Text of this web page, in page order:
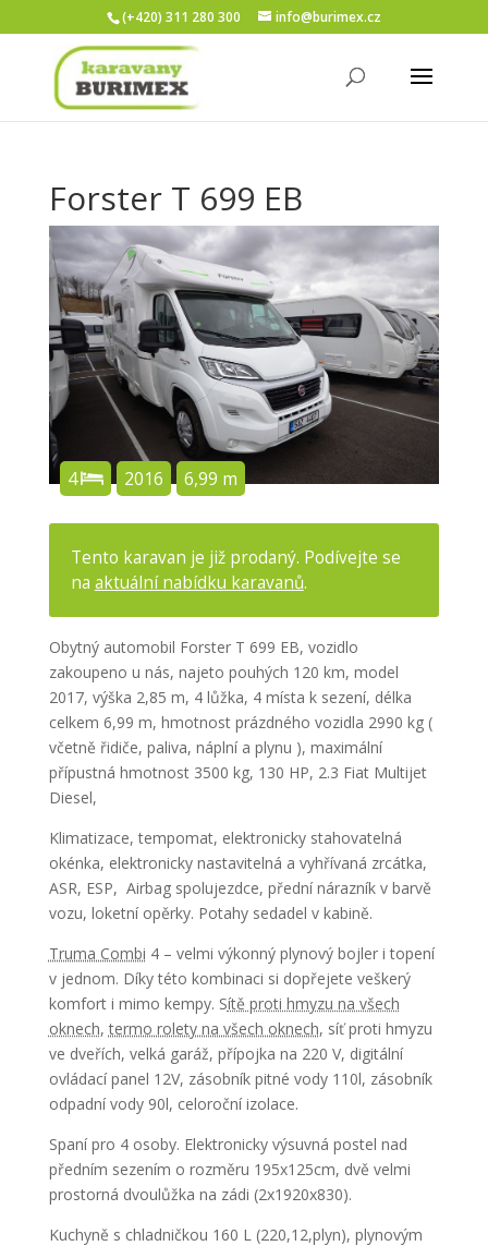
(+420) 311 280 300 info@burimex.cz
Forster T 699 EB
4 2016 6,99 m
Tento karavan je již prodaný. Podívejte se
na aktuální nabídku karavanů.
Obytný automobil Forster T 699 EB, vozidlo
zakoupeno u nás, najeto pouhých 120 km, model
2017, výška 2,85 m, 4 lůžka, 4 místa k sezení, délka
celkem 6,99 m, hmotnost prázdného vozidla 2990 kg (
včetně řidiče, paliva, náplní a plynu ), maximální
přípustná hmotnost 3500 kg, 130 HP, 2.3 Fiat Multijet
Diesel,
Klimatizace, tempomat, elektronicky stahovatelná
okénka, elektronicky nastavitelná a vyhřívaná zrcátka,
ASR, ESP, Airbag spolujezdce, přední nárazník v barvě
vozu, loketní opěrky. Potahy sedadel v kabině.
Truma Combi 4 – velmi výkonný plynový bojler i topení
v jednom. Díky této kombinaci si dopřejete veškerý
komfort i mimo kempy. Sítě proti hmyzu na všech
oknech,termo rolety na všech oknech, síť proti hmyzu
ve dveřích, velká garáž, přípojka na 220 V, digitální
ovládací panel 12V, zásobník pitné vody 110l, zásobník
odpadní vody 90l, celoroční izolace.
Spaní pro 4 osoby. Elektronicky výsuvná postel nad
předním sezením o rozměru 195x125cm, dvě velmi
prostorná dvoulůžka na zádi (2x1920x830).
Kuchyně s chladničkou 160 L (220,12,plyn), plynovým